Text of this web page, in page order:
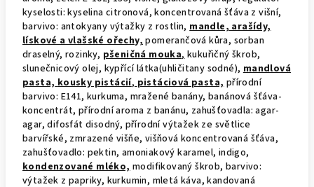
kyselosti: kyselina citronová, koncentrovaná šťáva z višní,
barvivo: antokyany výtažky z rostlin,mandle, arašídy,
lískové a vlašské ořechy,pomerančová kůra, sorban
draselný, rozinky, pšeničná mouka,kukuřičný škrob,
slunečnicový olej, kypřící látka(uhličitany sodné),mandlová
pasta,kousky pistácií,pistáciová pasta,přírodní
barvivo: E141, kurkuma, mražené banány, banánová šťáva-
koncentrát, přírodní aroma z banánu, zahušťovadla: agar-
agar, difosfát disodný, přírodní výtažek ze světlice
barvířské, zmrazené višňe, višňová koncentrovaná šťáva,
zahušťovadlo: pektin, amoniakový karamel, indigo,
kondenzované mléko,modifikovaný škrob, barvivo:
výtažek z papriky, kurkumin, mletá káva, kandovaná